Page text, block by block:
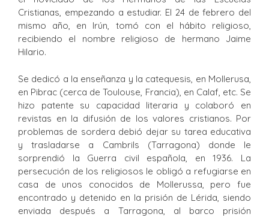
Cristianas, empezando a estudiar. El 24 de febrero del
mismo año, en Irún, tomó con el hábito religioso,
recibiendo el nombre religioso de hermano Jaime
Hilario.
Se dedicó a la enseñanza y la catequesis, en Mollerusa,
en Pibrac (cerca de Toulouse, Francia), en Calaf, etc. Se
hizo patente su capacidad literaria y colaboró en
revistas en la difusión de los valores cristianos. Por
problemas de sordera debió dejar su tarea educativa
y trasladarse a Cambrils (Tarragona) donde le
sorprendió la Guerra civil española, en 1936. La
persecución de los religiosos le obligó a refugiarse en
casa de unos conocidos de Mollerussa, pero fue
encontrado y detenido en la prisión de Lérida, siendo
enviada después a Tarragona, al barco prisión